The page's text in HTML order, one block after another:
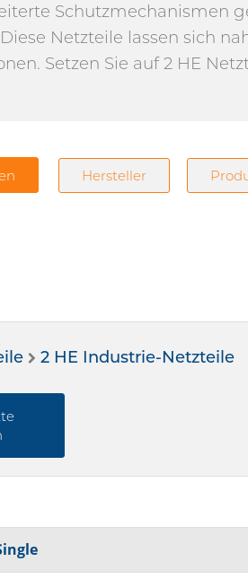
Schutzmechanismen
Netzteile lassen sich
Setzen Sie auf 2 HE
Hersteller
2 HE Industrie-Netzteile